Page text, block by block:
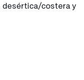
desértica/costera y